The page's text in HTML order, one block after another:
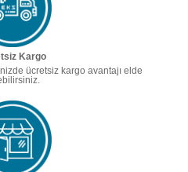
Kargo
ücretsiz kargo avantajı elde